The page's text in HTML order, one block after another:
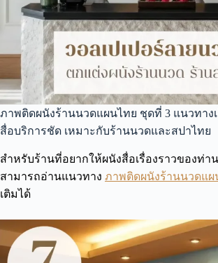
ภาพติดผนังร้านนวดแผนไทย ชุดที่ 3 แนวทาง
สื่อบริการชัด เหมาะกับร้านนวดและสปาไทย
สำหรับร้านที่อยากให้ผนังสื่อเรื่องราวของท่า
สามารถอ่านแนวทาง ภาพติดผนังร้านนวดแผ
เติมได้